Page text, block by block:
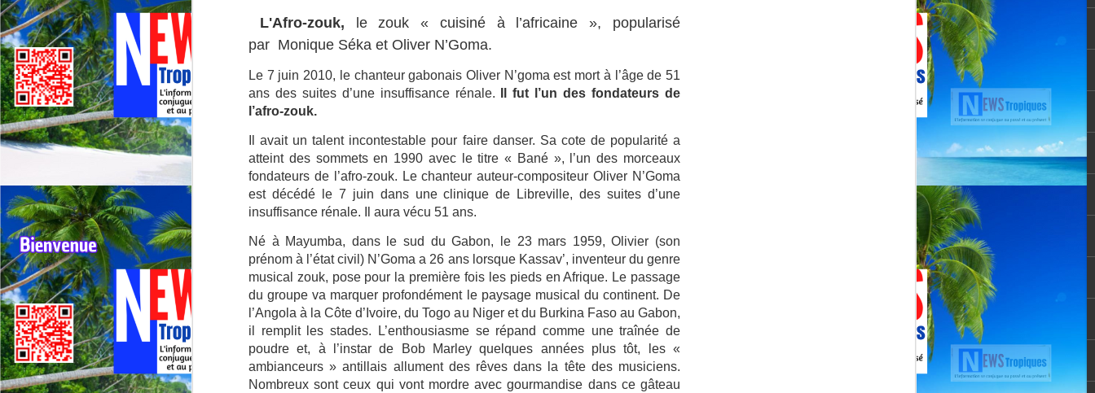
L'Afro-zouk, le zouk « cuisiné à l’africaine », popularisé
par Monique Séka et Oliver N’Goma.
Le 7 juin 2010, le chanteur gabonais Oliver N’goma est mort à l’âge de 51
ans des suites d’une insuffisance rénale.
Il fut l’un des fondateurs de
l’afro-zouk.
Il avait un talent incontestable pour faire danser. Sa cote de popularité a
atteint des sommets en 1990 avec le titre « Bané », l’un des morceaux
fondateurs de l’afro-zouk. Le chanteur auteur-compositeur­ Oliver N’Goma
est décédé le 7 juin dans une clinique de Libreville, des suites d’une
insuffisance rénale. Il aura vécu 51 ans.
Né à Mayumba, dans le sud du Gabon, le 23 mars 1959, Olivier (son
prénom à l’état civil) N’Goma a 26 ans lorsque Kassav’, inventeur du genre
musical zouk, pose pour la première fois les pieds en Afrique. Le passage
du groupe va marquer profondément le paysage musical du continent. De
l’Angola à la Côte d’Ivoire, du Togo au Niger et du Burkina Faso au Gabon,
il remplit les stades. L’enthousiasme se répand comme une traînée de
poudre et, à l’instar de Bob Marley quelques années plus tôt, les «
ambianceurs » antillais allument des rêves dans la tête des musiciens.
Nombreux sont ceux qui vont mordre avec gourmandise dans ce gâteau
30
chevauchent, appel
urgent à une
harmonisation entre la
Réunion et la
Guadeloupe.
🚴Outremer: Deux tours cyclistes
en collision, l’Appel urgent à une
harmonisation entre La réunion et
🚴Quand deux cours cyclistes se
chevauchent, l’excellence des
coureurs se retrouve piégée.
Deux événements majeurs du
cyclisme outre‑mer vont se
dérouler presque simultanément
en 2026 : le 79ᵉ Tour cycliste de
La Réunion (1er au 9 août 2026) et
le 75ᵉ Tour cycliste international
de Guadeloupe (31 juillet au 9
août 2026).
BARBARA OLIVIER-
ZANDRONIS, revient
sur son interview de
Jordan Bardella, dans
un podcast animée Par
OLIVIER-ZANDRONIS, revient
sur son interview de Jordan
Bardella. dans un podcast animée
Par la journaliste Rokhaya Diallo.
(Interview en fin de page).
le Magicien des
Claviers : France 4
façonné le son
Kassav’.
Claviers : qui a façonné le son
Kassav’, émission exceptionnelle
en son honneur, sur France 4, le
12 août à 23h40.
La télévision France 4 consacre
une émission exceptionnelle au
pianiste/claviériste Martiniquais
Jean‑Claude Naimro, figure
majeure de la musique caribéenne
et pilier du groupe Kassav’.
19
La télévision jamaïcaine braque ses caméras sur la
Martinique : "Reggae Therapy", le festival qui fait
vibrer la Caraïbe.
Quand la télévision jamaïcaine braque ses caméras sur le festival
"Reggae Therapy", en Martinique, le festival qui fait vibrer la Caraïbe.
Télévision Jamaïque a parlé de la Martinique, le 17 juillet 2026 dans le
journal de 12heures.
JUL
18
MATHIEU MÉRANVILLE. Journaliste sportif
Martiniquais à France 3, et France info TV, et écrivain.
MATHIEU MÉRANVILLE. Journaliste sportif à France 3, et France info
TV, et écrivain.